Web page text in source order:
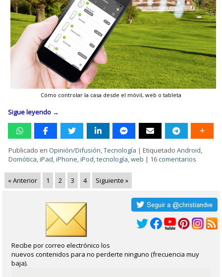
Cómo controlar la casa desde el móvil, web o tableta
Sigue leyendo →
Publicado en Opinión/Difusión,Tecnología |Etiquetado Android,
Domótica,iPad,iPhone,iPod,tecnología,web | 16 comentarios
« Anterior 1 2 3 4 Siguiente »
Recibe por correo electrónico los
nuevos contenidos para no perderte ninguno (frecuencia muy
baja).